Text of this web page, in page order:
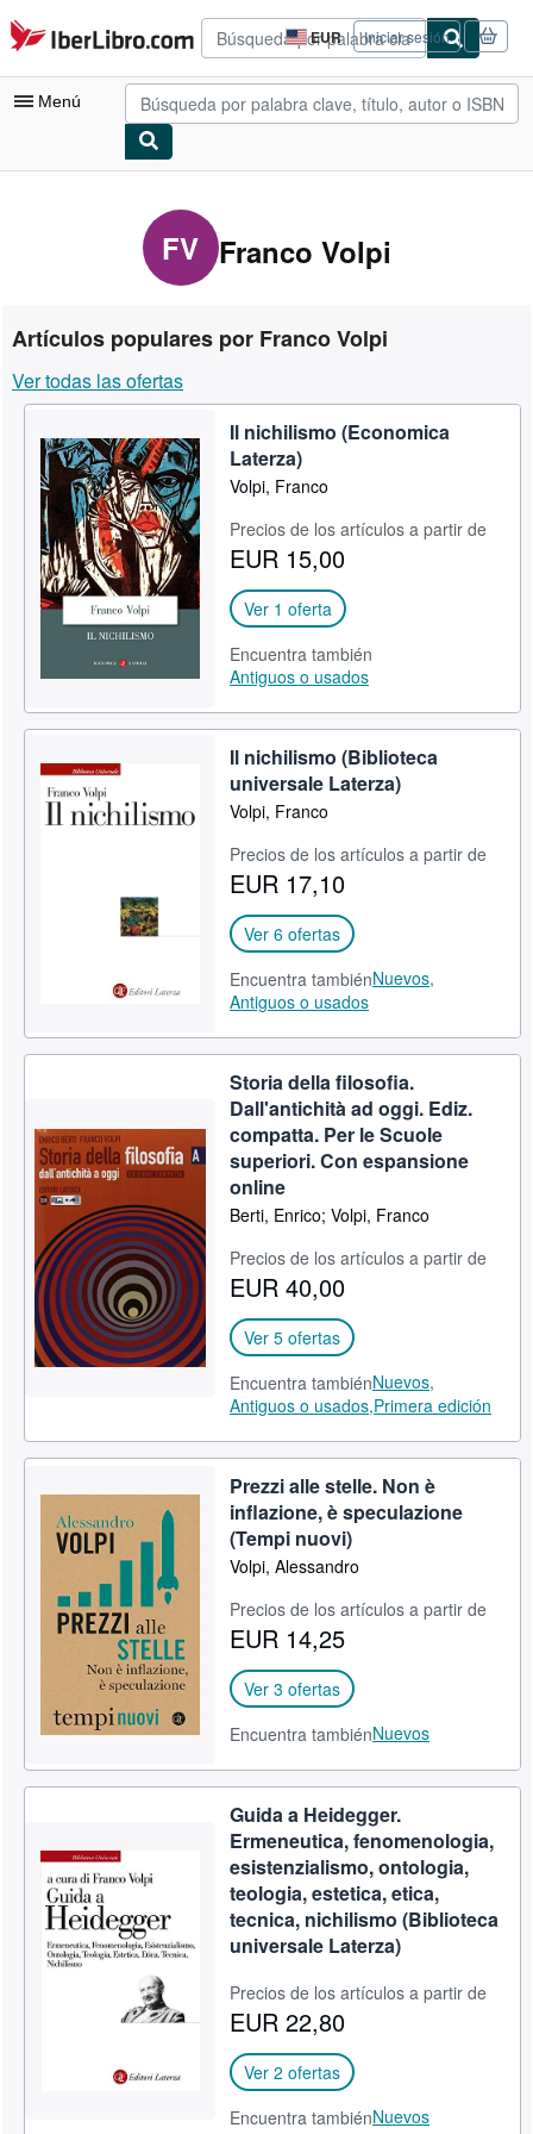
Pasar al contenido principal
IberLibro.com EUR
Preferencias
de
compra
del
Iniciar sesión
Menú
Consultar mis pedidos
Búsqueda avanzada
Libros antiguos
Arte y coleccionismo
Vendedores
Comenzar a vender
Ayuda
CERRAR
FV Franco Volpi
Artículos populares por Franco Volpi
Ver todas las ofertas
Il nichilismo (Economica
Laterza)
Volpi, Franco
Precios de los artículos a partir de
EUR 15,00
Ver 1 oferta
Encuentra también
Antiguos o usados
Il nichilismo (Biblioteca
universale Laterza)
Volpi, Franco
Precios de los artículos a partir de
EUR 17,10
Ver 6 ofertas
Encuentra tambiénNuevos,
Antiguos o usados
Storia della filosofia.
Dall'antichità ad oggi. Ediz.
compatta. Per le Scuole
superiori. Con espansione
online
Berti, Enrico; Volpi, Franco
Precios de los artículos a partir de
EUR 40,00
Ver 5 ofertas
Encuentra tambiénNuevos,
Antiguos o usados,Primera edición
Prezzi alle stelle. Non è
inflazione, è speculazione
(Tempi nuovi)
Volpi, Alessandro
Precios de los artículos a partir de
EUR 14,25
Ver 3 ofertas
Encuentra tambiénNuevos
Guida a Heidegger.
Ermeneutica, fenomenologia,
esistenzialismo, ontologia,
teologia, estetica, etica,
tecnica, nichilismo (Biblioteca
universale Laterza)
Precios de los artículos a partir de
EUR 22,80
Ver 2 ofertas
Encuentra tambiénNuevos